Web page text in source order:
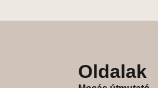
Oldalak